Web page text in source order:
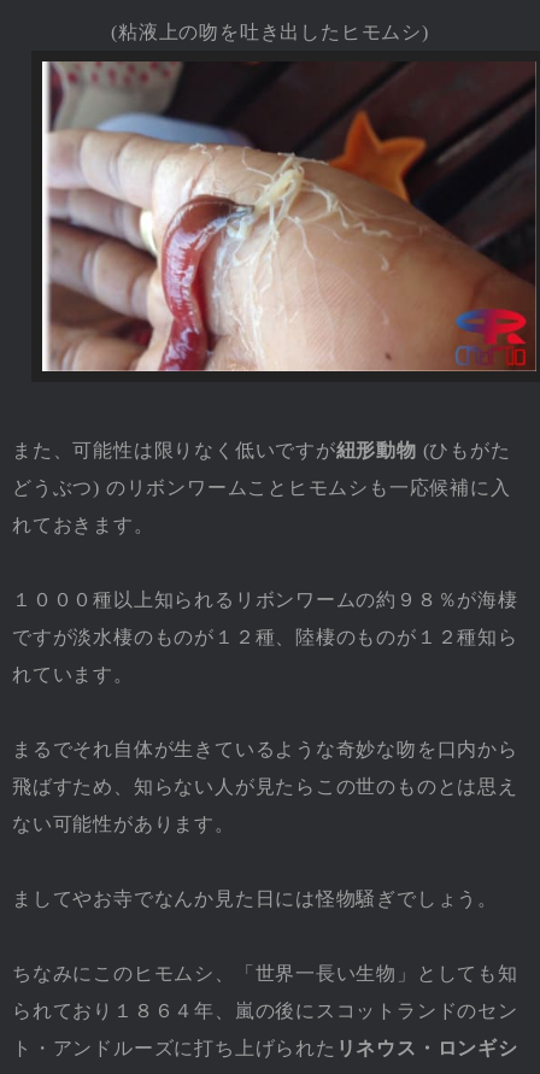
(粘液上の吻を吐き出したヒモムシ)
また、可能性は限りなく低いですが紐形動物 (ひもがた
どうぶつ) のリボンワームことヒモムシも一応候補に入
れておきます。
１０００種以上知られるリボンワームの約９８％が海棲
ですが淡水棲のものが１２種、陸棲のものが１２種知ら
れています。
まるでそれ自体が生きているような奇妙な吻を口内から
飛ばすため、知らない人が見たらこの世のものとは思え
ない可能性があります。
ましてやお寺でなんか見た日には怪物騒ぎでしょう。
ちなみにこのヒモムシ、「世界一長い生物」としても知
られており１８６４年、嵐の後にスコットランドのセン
ト・アンドルーズに打ち上げられた リネウス・ロンギシ